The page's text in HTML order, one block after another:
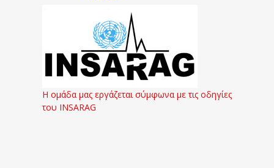
Η ομάδα μας εργάζεται σύμφωνα με τις οδηγίες
του INSARAG